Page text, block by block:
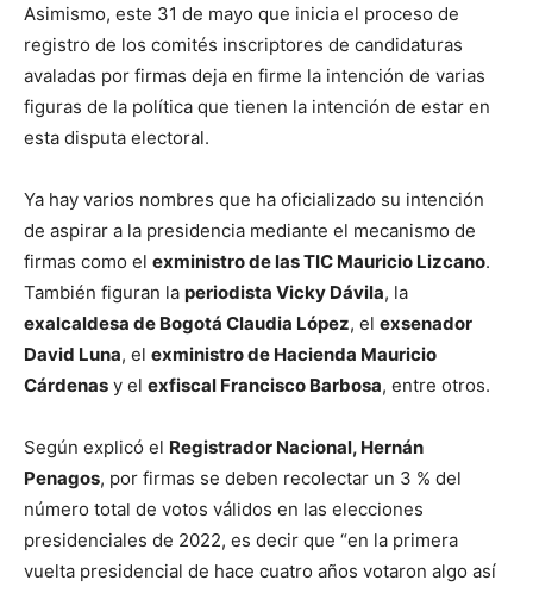
Asimismo, este 31 de mayo que inicia el proceso de
registro de los comités inscriptores de candidaturas
avaladas por firmas deja en firme la intención de varias
figuras de la política que tienen la intención de estar en
esta disputa electoral.
Ya hay varios nombres que ha oficializado su intención
de aspirar a la presidencia mediante el mecanismo de
firmas como el exministro de las TIC Mauricio Lizcano.
También figuran la periodista Vicky Dávila, la
exalcaldesa de Bogotá Claudia López, el exsenador
David Luna, el exministro de Hacienda Mauricio
Cárdenas y el exfiscal Francisco Barbosa, entre otros.
Según explicó el Registrador Nacional, Hernán
Penagos, por firmas se deben recolectar un 3 % del
número total de votos válidos en las elecciones
presidenciales de 2022, es decir que “en la primera
vuelta presidencial de hace cuatro años votaron algo así